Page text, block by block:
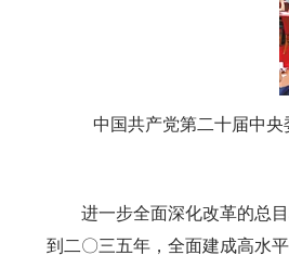
中国共产党第二十届中央
进一步全面深化改革的总
到二〇三五年，全面建成高水